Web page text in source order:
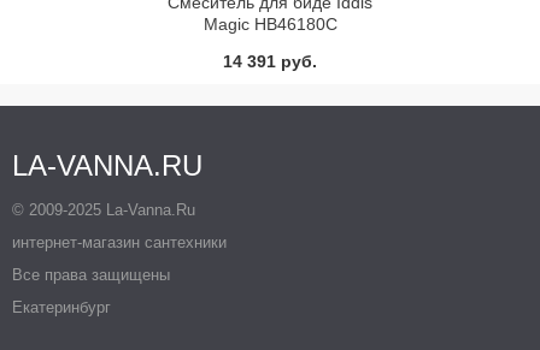
Magic HB46180C
14 391 руб.
LA-VANNA.RU
© 2009-2025 La-Vanna.Ru
интернет-магазин сантехники
Все права защищены
Екатеринбург